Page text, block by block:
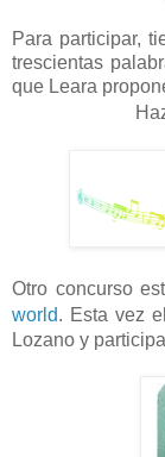
Para participar,
trescientas
que Leara
Otro concurso
world. Esta vez
Lozano y